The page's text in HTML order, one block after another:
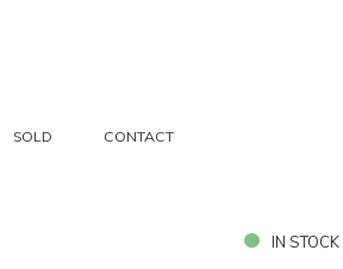
SOLD CONTACT
IN STOCK